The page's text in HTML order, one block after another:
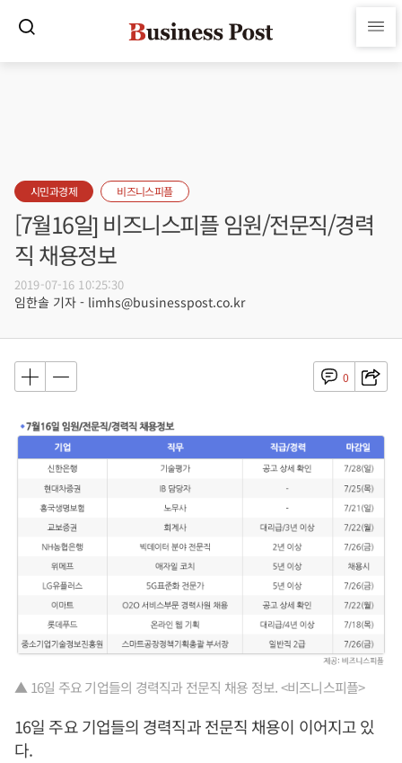
시민과경제 비즈니스피플
[7월16일] 비즈니스피플 임원/전문직/경력
직 채용정보
2019-07-16 10:25:30
임한솔 기자 - limhs@businesspost.co.kr
0
▲ 16일 주요 기업들의 경력직과 전문직 채용 정보. <비즈니스피플>
16일 주요 기업들의 경력직과 전문직 채용이 이어지고 있
다.